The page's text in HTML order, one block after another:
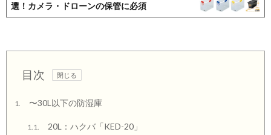
選！カメラ・ドローンの保管に必須
目次
1. 〜30L以下の防湿庫
1.1. 20L：ハクバ「KED-20」